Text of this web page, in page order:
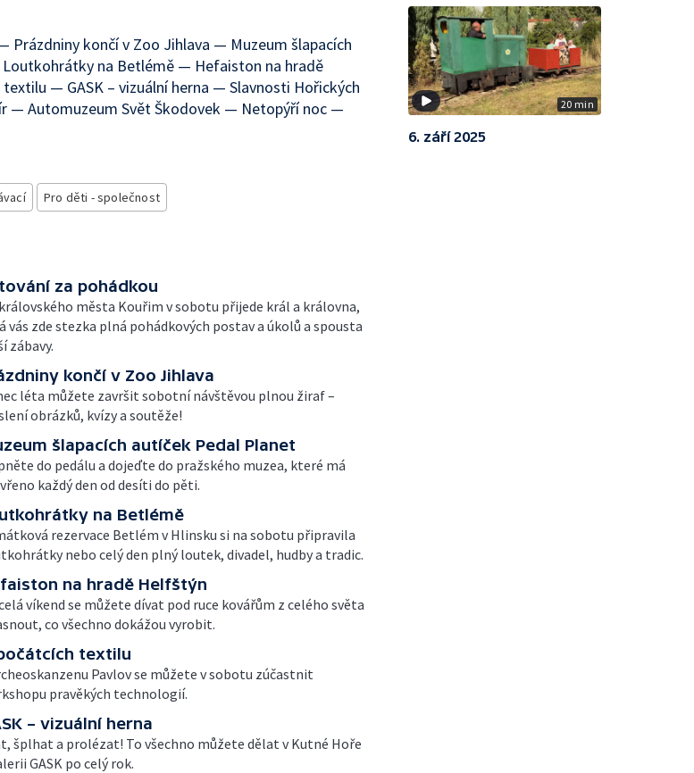
Prázdniny končí v Zoo Jihlava — Muzeum šlapacích
na Betlémě — Hefaiston na hradě
— GASK – vizuální herna — Slavnosti Hořických
— Automuzeum Svět Škodovek — Netopýří noc —
Pro děti - společnost
za pohádkou
města Kouřim v sobotu přijede král a královna,
vás zde stezka plná pohádkových postav a úkolů a spousta
zábavy.
končí v Zoo Jihlava
léta můžete završit sobotní návštěvou plnou žiraf –
obrázků, kvízy a soutěže!
šlapacích autíček Pedal Planet
do pedálu a dojeďte do pražského muzea, které má
každý den od desíti do pěti.
na Betlémě
rezervace Betlém v Hlinsku si na sobotu připravila
nebo celý den plný loutek, divadel, hudby a tradic.
na hradě Helfštýn
víkend se můžete dívat pod ruce kovářům z celého světa
co všechno dokážou vyrobit.
textilu
Pavlov se můžete v sobotu zúčastnit
pravěkých technologií.
– vizuální herna
šplhat a prolézat! To všechno můžete dělat v Kutné Hoře
GASK po celý rok.
20 min
6. září 2025